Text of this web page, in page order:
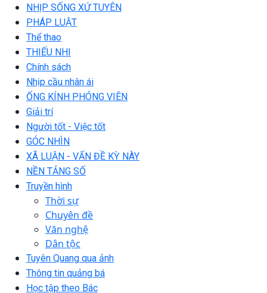
NHỊP SỐNG XỨ TUYÊN
PHÁP LUẬT
Thể thao
THIẾU NHI
Chính sách
Nhịp cầu nhân ái
ỐNG KÍNH PHÓNG VIÊN
Giải trí
Người tốt - Việc tốt
GÓC NHÌN
XÃ LUẬN - VẤN ĐỀ KỲ NÀY
NỀN TẢNG SỐ
Truyền hình
Thời sự
Chuyên đề
Văn nghệ
Dân tộc
Tuyên Quang qua ảnh
Thông tin quảng bá
Học tập theo Bác